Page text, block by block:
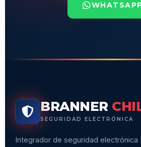
BRANNER
SEGURIDAD ELECTRÓNICA
Integrador de seguridad electrónica